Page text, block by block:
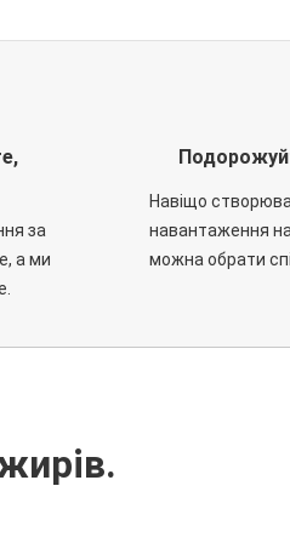
за
а ми
Навіщо
навантаження
можна обрати